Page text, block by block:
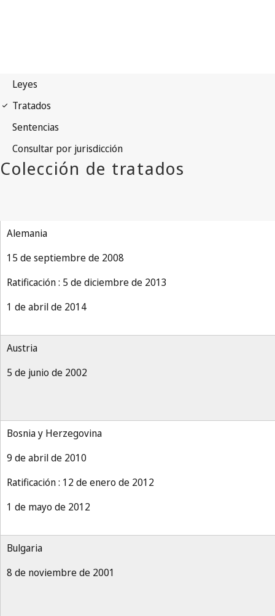
Alemania
15 de septiembre de 2008
Ratificación : 5 de diciembre de 2013
1 de abril de 2014
Austria
5 de junio de 2002
Bosnia y Herzegovina
9 de abril de 2010
Ratificación : 12 de enero de 2012
1 de mayo de 2012
Bulgaria
8 de noviembre de 2001